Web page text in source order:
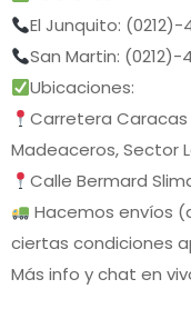
El Junquito: (0212)-
San Martin: (0212)-
Ubicaciones:
Carretera Caracas
Madeaceros, Sector
Calle Bermard
Hacemos envíos
ciertas condiciones
Más info y chat en